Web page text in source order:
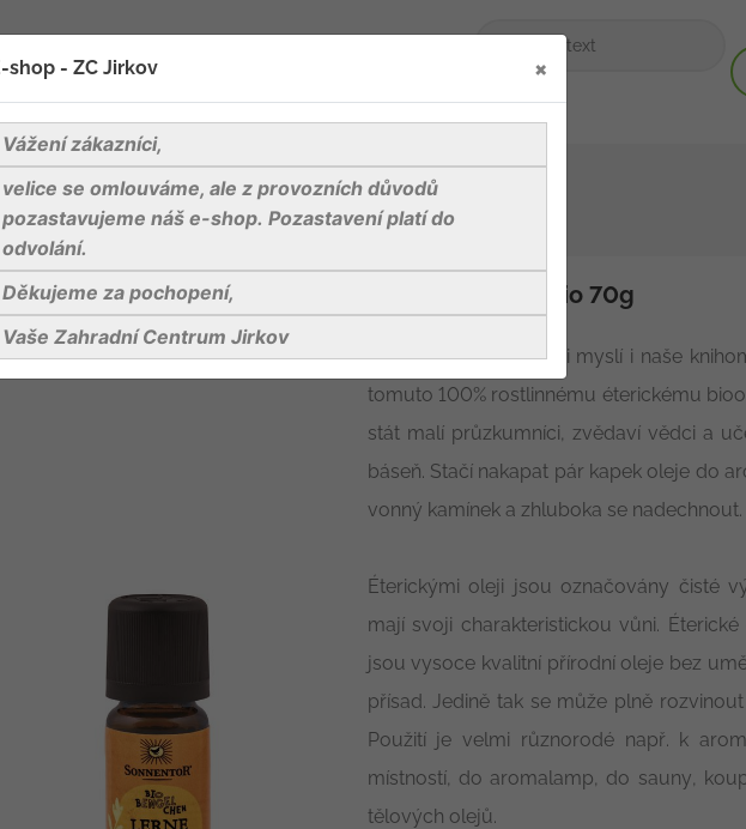
Blog Kontakty
hlavička bio 70g
Bystrá hlavička bio 70g
Učení je legrace! To si myslí i naše
tomuto 100% rostlinnému éterickému
stát malí průzkumníci, zvědaví vědci a
báseň. Stačí nakapat pár kapek oleje do
vonný kamínek a zhluboka se nadechnout.
Éterickými oleji jsou označovány čisté
mají svoji charakteristickou vůni. Éterické
jsou vysoce kvalitní přírodní oleje bez
přísad. Jedině tak se může plně
Použití je velmi různorodé např. k
místností, do aromalamp, do sauny,
tělových olejů.
shop - ZC Jirkov ×
Vážení zákazníci,
velice se omlouváme, ale z provozních důvodů
pozastavujeme náš e-shop. Pozastavení platí do
odvolání.
Děkujeme za pochopení,
Vaše Zahradní Centrum Jirkov